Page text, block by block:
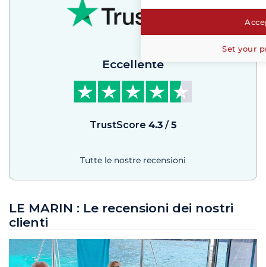
Eccellente
TrustScore 4.3/ 5
Tutte le nostre recensioni
LE MARIN : Le recensioni dei nostri
clienti
Set your